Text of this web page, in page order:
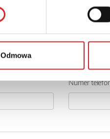
Odmowa
Zapytaj o szczegóły
Adres e-mail:
Numer